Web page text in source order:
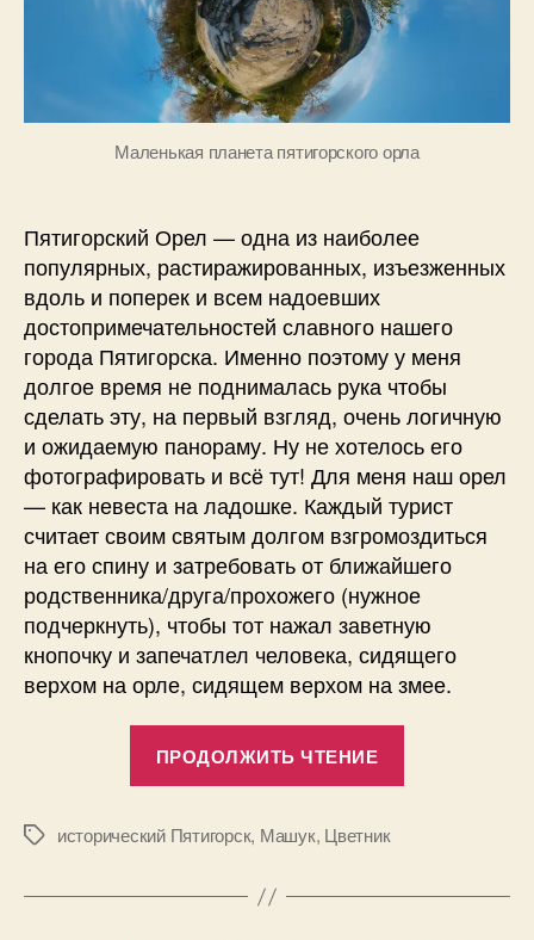
в
Маленькая планета пятигорского орла
Пятигорский Орел — одна из наиболее
популярных, растиражированных, изъезженных
вдоль и поперек и всем надоевших
достопримечательностей славного нашего
города Пятигорска. Именно поэтому у меня
долгое время не поднималась рука чтобы
сделать эту, на первый взгляд, очень логичную
и ожидаемую панораму. Ну не хотелось его
фотографировать и всё тут! Для меня наш орел
— как невеста на ладошке. Каждый турист
считает своим святым долгом взгромоздиться
на его спину и затребовать от ближайшего
родственника/друга/прохожего (нужное
подчеркнуть), чтобы тот нажал заветную
кнопочку и запечатлел человека, сидящего
верхом на орле, сидящем верхом на змее.
ПРОДОЛЖИТЬ ЧТЕНИЕ
Меткиисторический Пятигорск, Машук, Цветник
в